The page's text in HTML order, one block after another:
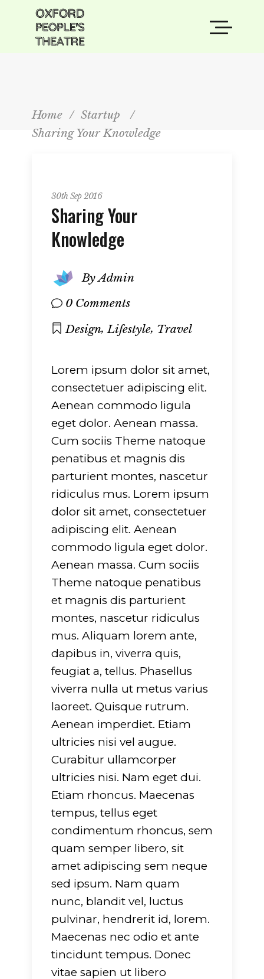
lib/mkdf.functions.php
lib/mkdf.functions.php
: Undefined array
glide/apps/opt/public/wp-
themes/evently/framework/lib/
: Undefined array
in
glide/apps/opt/public/wp-
themes/evently/framework/lib/
Warning: Undefined
key "dirname" in
/srv/users/glide/apps/
content/themes/
on line751
Warning: Undefined
key "extension" in
/srv/users/glide/apps/
content/themes/
on line751
Home / Startup
/
Sharing Your Knowledge
30th Sep 2016
Sharing Your
Knowledge
By Admin
0 Comments
Design, Lifestyle, Travel
Lorem ipsum dolor sit amet,
consectetuer adipiscing elit.
Aenean commodo ligula
eget dolor. Aenean massa.
Cum sociis Theme natoque
penatibus et magnis dis
parturient montes, nascetur
ridiculus mus. Lorem ipsum
dolor sit amet, consectetuer
adipiscing elit. Aenean
commodo ligula eget dolor.
Aenean massa. Cum sociis
Theme natoque penatibus
et magnis dis parturient
montes, nascetur ridiculus
mus. Aliquam lorem ante,
dapibus in, viverra quis,
feugiat a, tellus. Phasellus
viverra nulla ut metus varius
laoreet. Quisque rutrum.
Aenean imperdiet. Etiam
ultricies nisi vel augue.
Curabitur ullamcorper
ultricies nisi. Nam eget dui.
Etiam rhoncus. Maecenas
tempus, tellus eget
condimentum rhoncus, sem
quam semper libero, sit
amet adipiscing sem neque
sed ipsum. Nam quam
nunc, blandit vel, luctus
pulvinar, hendrerit id, lorem.
Maecenas nec odio et ante
tincidunt tempus. Donec
vitae sapien ut libero